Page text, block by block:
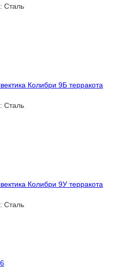
Сталь
Колибри 9Б терракота
Сталь
Колибри 9У терракота
Сталь